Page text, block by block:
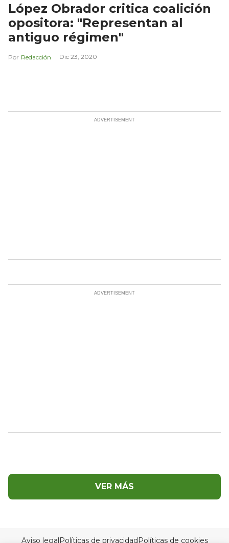
López Obrador critica coalición
opositora: "Representan al
antiguo régimen"
Redacción Dic 23, 2020
VER MÁS
Aviso legalPolíticas de privacidadPolíticas de cookies